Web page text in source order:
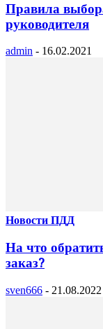
Правила
руководителя
admin - 16.02.2021
Новости ПДД
На что
заказ?
sven666 - 21.08.2022